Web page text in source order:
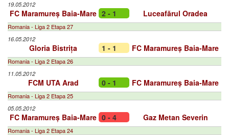
19.05.2012
FC Maramureș Baia-Mare 2 - 1 Luceafărul Oradea
Romania - Liga 2 Etapa 27
16.05.2012
Gloria Bistrița 1 - 1 FC Maramureș Baia-Mare
Romania - Liga 2 Etapa 26
11.05.2012
FCM UTA Arad 0 - 1 FC Maramureș Baia-Mare
Romania - Liga 2 Etapa 25
05.05.2012
FC Maramureș Baia-Mare 0 - 4 Gaz Metan Severin
Romania - Liga 2 Etapa 24